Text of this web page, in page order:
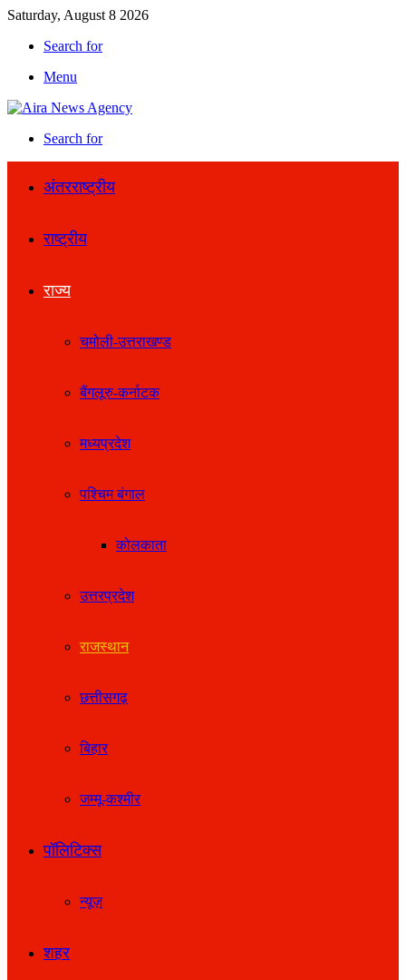
Saturday, August 8 2026
Search for
Menu
Search for
अंतरराष्ट्रीय
राष्ट्रीय
राज्य
चमोली-उत्तराखण्ड
बैंगलूरु-कर्नाटक
मध्यप्रदेश
पश्चिम बंगाल
कोलकाता
उत्तरप्रदेश
राजस्थान
छत्तीसगढ़
बिहार
जम्मू-कश्मीर
पॉलिटिक्स
न्यूज़
शहर